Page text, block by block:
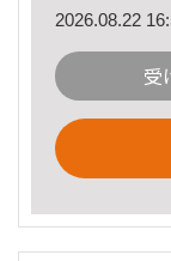
2026.08.22
受